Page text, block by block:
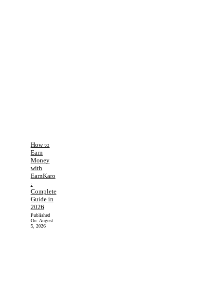
How to
Earn
Money
with
EarnKaro
:
Complete
Guide in
2026
Published
On: August
5, 2026